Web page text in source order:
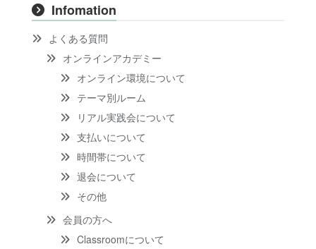
Infomation
よくある質問
オンラインアカデミー
オンライン環境について
テーマ別ルーム
リアル実践会について
支払いについて
時間帯について
退会について
その他
会員の方へ
Classroomについて